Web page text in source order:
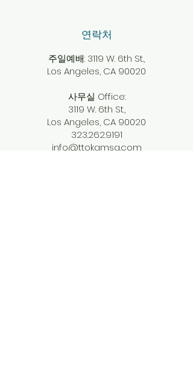
​연락처
주일예배: 3119 W. 6th St.,
Los Angeles, CA 90020
사무실 Office:
3119 W. 6th St.,
Los Angeles, CA 90020
323.262.9191
info@ttokamsa.com